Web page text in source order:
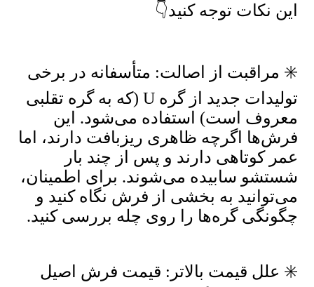
این نکات توجه کنید👇
✳️ مراقبت از اصالت: متأسفانه در برخی
تولیدات جدید از گره U (که به گره تقلبی
معروف است) استفاده می‌شود. این
فرش‌ها اگرچه ظاهری ریزبافت دارند، اما
عمر کوتاهی دارند و پس از چند بار
شستشو سابیده می‌شوند. برای اطمینان،
می‌توانید به بخشی از فرش نگاه کنید و
چگونگی گره‌ها را روی چله بررسی کنید.
✳️ علل قیمت بالاتر: قیمت فرش اصیل